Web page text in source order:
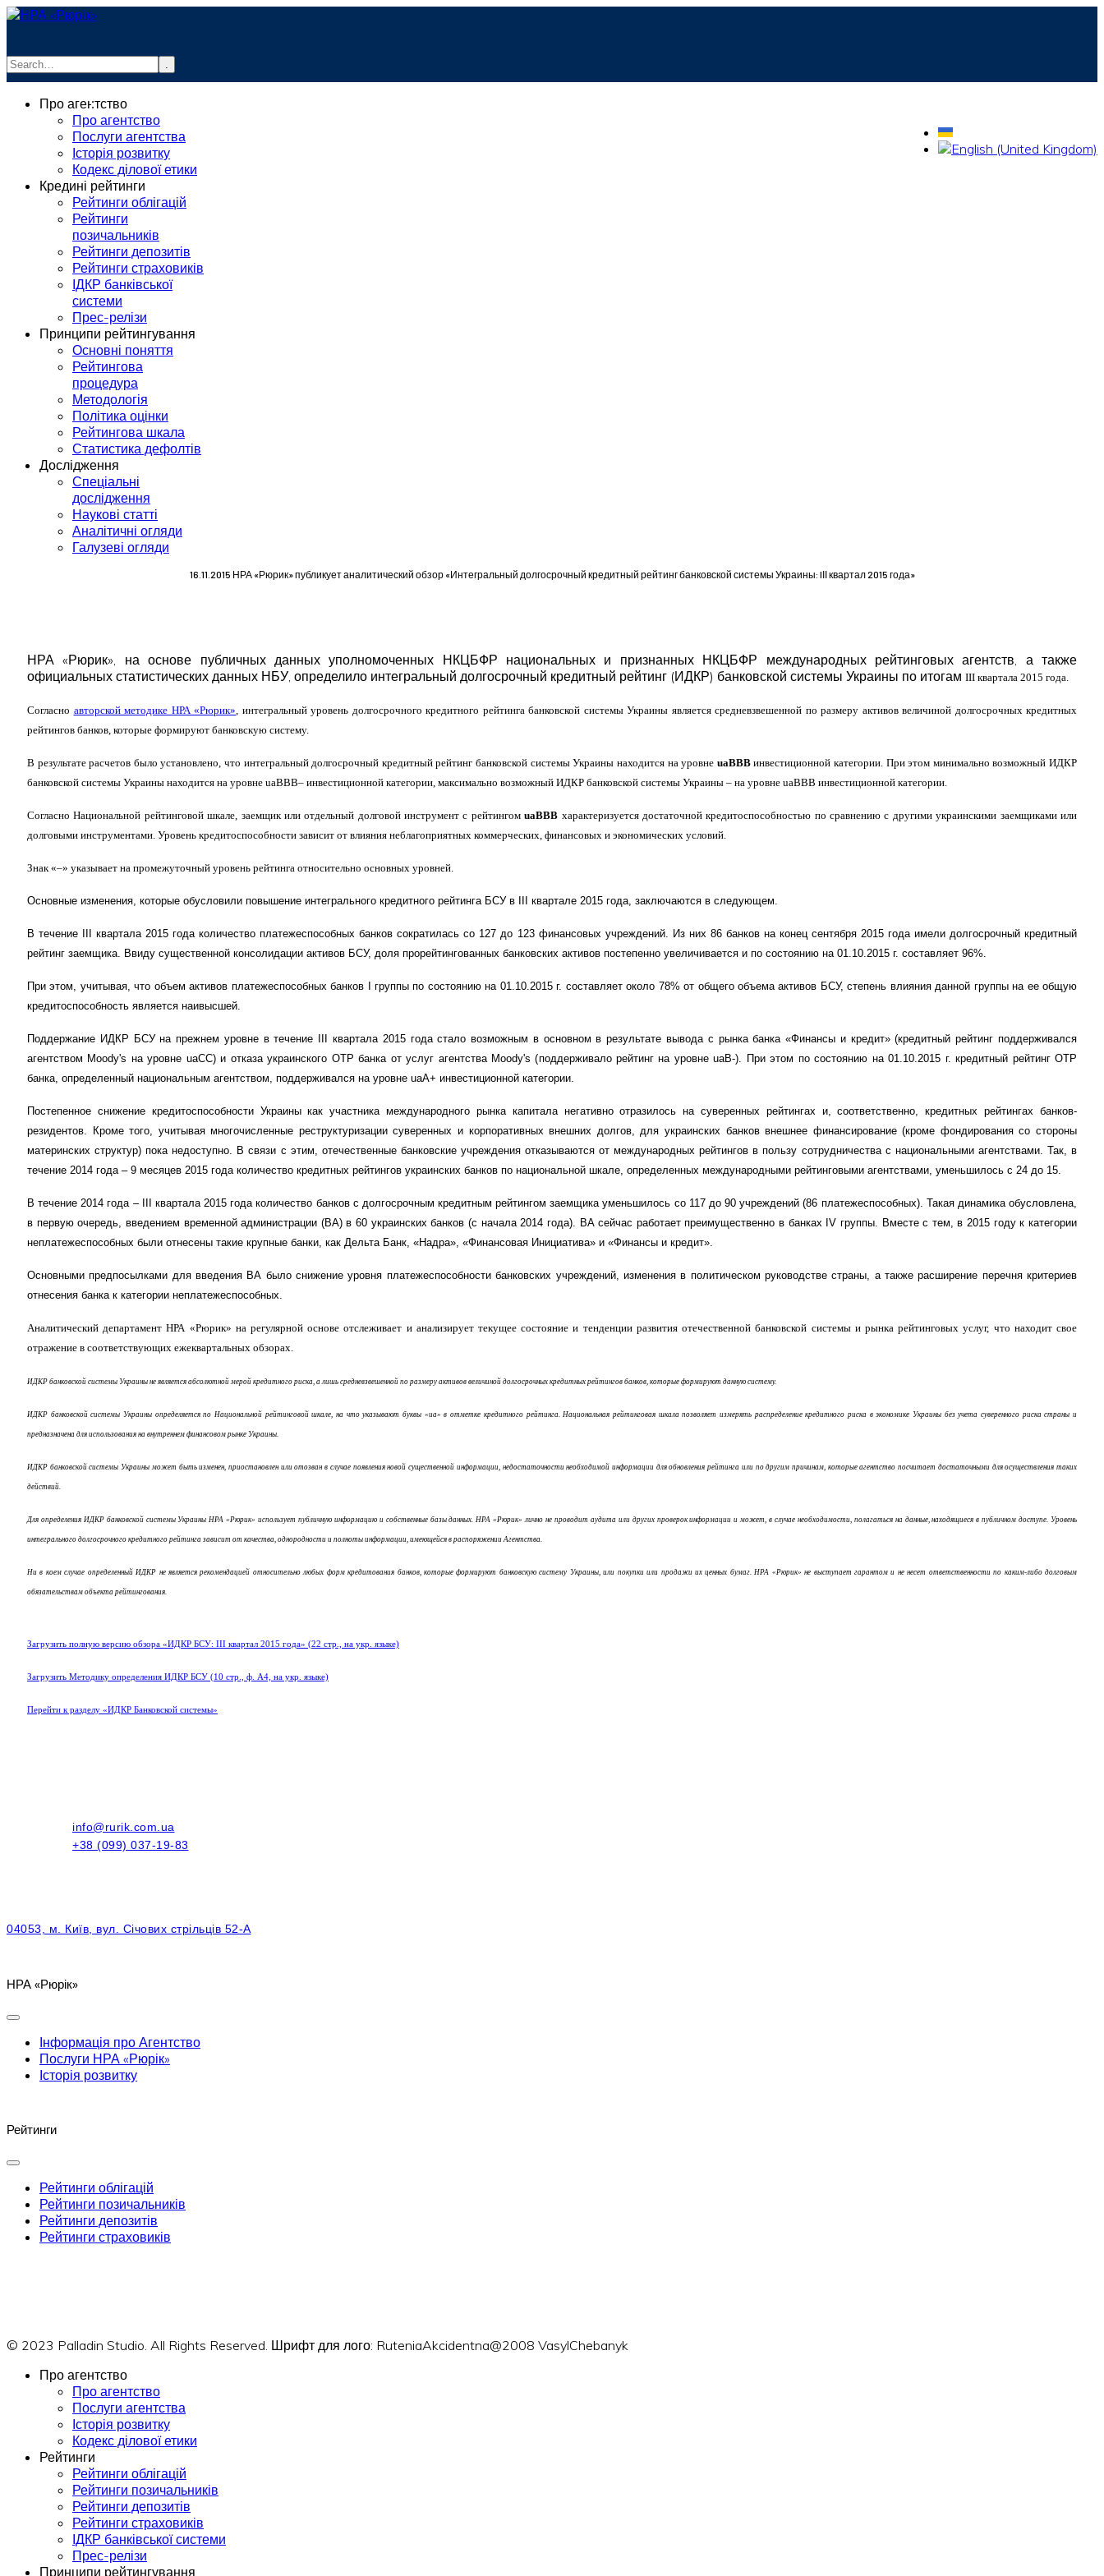
.
info@rurik.com.ua
Про агентство
Про агентство
Послуги агентства
Історія розвитку
Кодекс ділової етики
Кредині рейтинги
Рейтинги облігацій
Рейтинги
позичальників
Рейтинги депозитів
Рейтинги страховиків
ІДКР банківської
системи
Прес-релізи
Принципи рейтингування
Основні поняття
Рейтингова
процедура
Методологія
Політика оцінки
Рейтингова шкала
Статистика дефолтів
Дослідження
Спеціальні
дослідження
Наукові статті
Аналітичні огляди
Галузеві огляди
16.11.2015 НРА «Рюрик» публикует аналитический обзор «Интегральный долгосрочный кредитный рейтинг банковской системы Украины: IІІ квартал 2015 года»
НРА «Рюрик», на основе публичных данных уполномоченных НКЦБФР национальных и признанныхНКЦБФР международных рейтинговых агентств, а также
официальных статистических данных НБУ, определило интегральный долгосрочный кредитный рейтинг (ИДКР) банковской системы Украины по итогам ІІІ квартала 2015 года.
Согласно авторской методике НРА «Рюрик» , интегральный уровень долгосрочного кредитного рейтинга банковской системы Украины является средневзвешенной по размеру активов величиной долгосрочных кредитных
рейтингов банков, которые формируют банковскую систему.
В результате расчетов было установлено, что интегральный долгосрочный кредитный рейтинг банковской системы Украины находится на уровне uaВВВинвестиционной категории. При этом минимально возможный ИДКР
банковской системы Украины находится на уровне uaBBВ– инвестиционной категории, максимально возможный ИДКР банковской системы Украины – на уровне uaВВВ инвестиционной категории.
Согласно Национальной рейтинговой шкале, заемщик или отдельный долговой инструмент с рейтингомuaВВВ характеризуется достаточной кредитоспособностью по сравнению с другими украинскими заемщиками или
долговыми инструментами. Уровень кредитоспособности зависит от влияния неблагоприятных коммерческих, финансовых и экономических условий.
Знак «–» указывает на промежуточный уровень рейтинга относительно основных уровней.
Основные изменения, которые обусловили повышение интегрального кредитного рейтинга БСУ в І квартале 2015 года, заключаются в следующем.
В течение І І квартала 2015 года количество платежеспособных банков сократилась со 127 до 123финансовых учреждений. Из них 86 банковна конец сентября2015 года имелидолгосрочный кредитный
рейтинг заемщика. Ввиду существенной консолидации активов БСУ, доля прорейтингованных банковских активов постепенно увеличивается и по состоянию на 01. 10 .2015 г. составляет 96%.
При этом, учитывая, что объем активов платежеспособных банков I группы по состоянию на 01. 10.2015 г. составляет около 78% от общего объема активов БСУ, степень влияния данной группы на ее общую
кредитоспособность является наивысшей.
Поддержание ИДКР БСУна прежнем уровне в течение III квартала 2015 года стало возможным в основном в результате вывода с рынка банка «Финансы и кредит» (кредитный рейтинг поддерживался
агентством Moody's на уровне uaCC) и отказаукраинского OTP банка от услуг агентства Moody's (поддерживало рейтинг на уровне uaВ-). При этом по состоянию на 01.10.2015 г.кредитный рейтинг OTP
банка, определенный национальным агентством, поддерживался на уровне uaA+ инвестиционной категории
Постепенное снижение кредитоспособности Украины как участника международного рынка капитала негативно отразилось на суверенных рейтингах и, соответственно, кредитных рейтингах банков-
резидентов. Кроме того, учитывая многочисленные реструктуризации суверенных и корпоративных внешних долгов, для украинских банков внешнее финансирование (кроме фондирования со стороны
материнских структур) пока недоступно. В связи с этим, отечественные банковские учреждения отказываются от международных рейтингов в пользу сотрудничества с национальными агентствами. Так, в
течение 2014 года –9 месяцев 2015 года количество кредитных рейтингов украинских банков по национальной шкале, определенных международными рейтинговыми агентствами, уменьшилось с 24 до 15.
В течение 2014 года – I квартала 2015 года количество банков с долгосрочным кредитным рейтингом заемщика уменьшилось со117 до90 учреждений (86 платежеспособных). Такая динамика обусловлена,
в первую очередь, введением временной администрации (ВА) в60 украинских банков (с начала 2014 года). ВА сейчас работает преимущественно в банках IV группы. Вместе с тем, в 2015 году к категории
неплатежеспособных были отнесены такие крупные банки, как Дельта Банк, «Надра», «Финансовая Инициатива» и «Финансы и кредит».
Основными предпосылками для введения ВА было снижение уровня платежеспособности банковских учреждений, изменения в политическом руководстве страны, а также расширение перечня критериев
отнесения банка к категории неплатежеспособных.
Аналитический департамент НРА «Рюрик» на регулярной основе отслеживает и анализирует текущее состояние и тенденции развития отечественной банковской системы и рынка рейтинговых услуг, что находит свое
отражение в соответствующих ежеквартальных обзорах.
ИДКР банковской системы Украины не является абсолютной мерой кредитного риска, а лишь средневзвешенной по размеру активов величиной долгосрочных кредитных рейтингов банков, которые формируют данную систему.
ИДКР банковской системы Украины определяется по Национальной рейтинговой шкале, на что указывают буквы «ua» в отметке кредитного рейтинга. Национальная рейтинговая шкала позволяет измерять распределение кредитного риска в экономике Украины без учета суверенного риска страны и
предназначена для использования на внутреннем финансовом рынке Украины.
ИДКР банковской системы Украины может быть изменен, приостановлен или отозван в случае появления новой существенной информации, недостаточности необходимой информации для обновления рейтинга или по другим причинам, которые агентство посчитает достаточными для осуществления таких
действий.
Для определения ИДКР банковской системы Украины НРА «Рюрик» использует публичную информацию и собственные базы данных. НРА «Рюрик» лично не проводит аудита или других проверок информации и может, в случае необходимости, полагаться на данные, находящиеся в публичном доступе. Уровень
интегрального долгосрочного кредитного рейтинга зависит от качества, однородности и полноты информации, имеющейся в распоряжении Агентства.
Ни в коем случае определенный ИДКР не является рекомендацией относительно любых форм кредитования банков, которые формируют банковскую систему Украины, или покупки или продажи их ценных бумаг. НРА «Рюрик» не выступает гарантом и не несет ответственности по каким-либо долговым
обязательствам объекта рейтингования.­
Загрузить полную версию обзора «ИДКР БСУ: ІІI квартал 2015 года» (22 стр., на укр. языке)
Загрузить Методику определения ИДКР БСУ (10 стр., ф. А4, на укр. языке)
Перейти к разделу «ИДКР Банковской системы»
info@rurik.com.ua
+38 (099) 037-19-83
04053, м. Київ, вул. Січових стрільців 52-А
НРА «Рюрік»
Інформація про Агентство
Послуги НРА «Рюрік»
Історія розвитку
Рейтинги
Рейтинги облігацій
Рейтинги позичальників
Рейтинги депозитів
Рейтинги страховиків
© 2023 Palladin Studio. All Rights Reserved. Шрифт для лого: RuteniaAkcidentna@2008 VasylChebanyk
Про агентство
Про агентство
Послуги агентства
Історія розвитку
Кодекс ділової етики
Рейтинги
Рейтинги облігацій
Рейтинги позичальників
Рейтинги депозитів
Рейтинги страховиків
ІДКР банківської системи
Прес-релізи
Принципи рейтингування